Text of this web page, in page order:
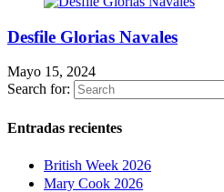
Desfile Glorias Navales
Mayo 15, 2024
Search for:
Entradas recientes
British Week 2026
Mary Cook 2026